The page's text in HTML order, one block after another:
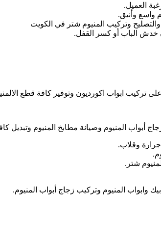
العميل.
واسع وأنيق.
وتركيب المنيوم شتر في الكويت
خدش الباب أو كسر القفل.
ابواب اكورديون وتوفير كافة قطع
أبواب المنيوم وصيانة مطابخ المنيوم وتبديل
جرارة وقلاب.
شتر.
وابواب المنيوم وتركيب زجاج أبواب المنيوم.